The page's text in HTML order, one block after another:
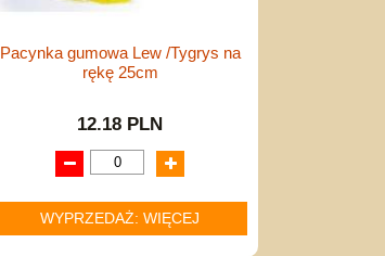
Pacynka gumowa Lew /Tygrys na
rękę 25cm
12.18 PLN
WYPRZEDAŻ: WIĘCEJ